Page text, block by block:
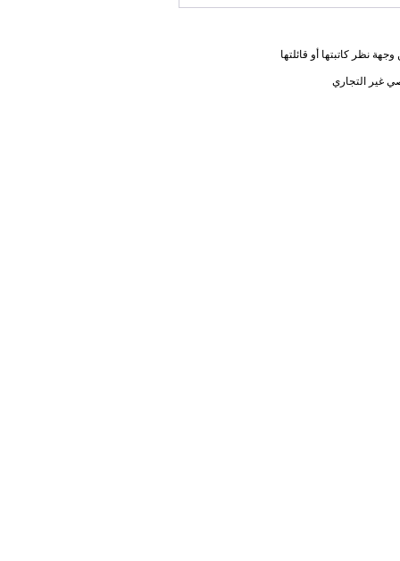
نظر كاتبتها أو قائلتها
غير التجاري